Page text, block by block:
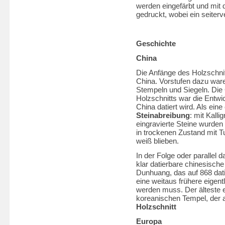
werden eingefärbt und mit
gedruckt, wobei ein
Geschichte
China
Die Anfänge des
China. Vorstufen dazu
Stempeln und Siegeln.
Holzschnitts war die
China datiert wird. Als
Steinabreibung: mit
eingravierte Steine
in trockenen Zustand mit
weiß blieben.
In der Folge oder parallel
klar datierbare
Dunhuang, das auf 868
eine weitaus frühere
werden muss. Der älteste
koreanischen Tempel, der
Holzschnitt
Europa